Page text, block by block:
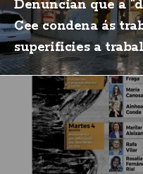
Denuncian que a
Cee condena ás
superificies a